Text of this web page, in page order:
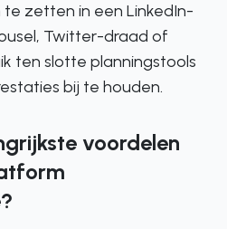
zetten in een LinkedIn-
Twitter-draad of
ten slotte planningstools
bij te houden.
voordelen